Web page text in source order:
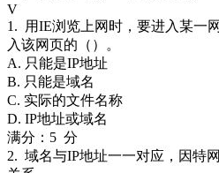
V
1. 用IE浏览上网时，要进入某一
入该网页的（）。
A. 只能是IP地址
B. 只能是域名
C. 实际的文件名称
D. IP地址或域名
满分：5 分
2. 域名与IP地址一一对应，因特